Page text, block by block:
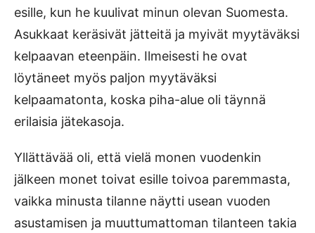
esille, kun he kuulivat minun olevan Suomesta.
Asukkaat keräsivät jätteitä ja myivät myytäväksi
kelpaavan eteenpäin. Ilmeisesti he ovat
löytäneet myös paljon myytäväksi
kelpaamatonta, koska piha-alue oli täynnä
erilaisia jätekasoja.
Yllättävää oli, että vielä monen vuodenkin
jälkeen monet toivat esille toivoa paremmasta,
vaikka minusta tilanne näytti usean vuoden
asustamisen ja muuttumattoman tilanteen takia